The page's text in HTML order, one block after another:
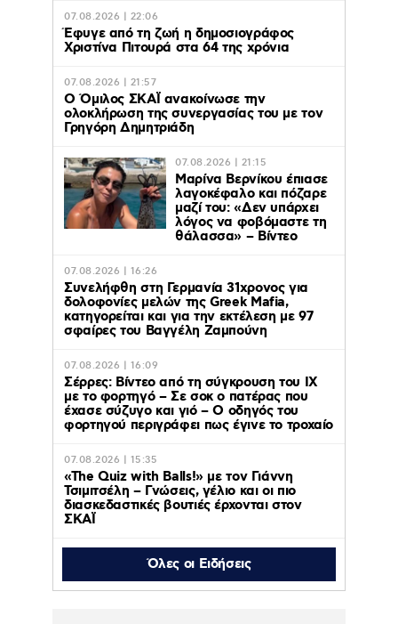
07.08.2026 | 22:06
Έφυγε από τη ζωή η δημοσιογράφος
Χριστίνα Πιτουρά στα 64 της χρόνια
07.08.2026 | 21:57
Ο Όμιλος ΣΚΑΪ ανακοίνωσε την
ολοκλήρωση της συνεργασίας του με τον
Γρηγόρη Δημητριάδη
07.08.2026 | 21:15
Μαρίνα Βερνίκου έπιασε
λαγοκέφαλο και πόζαρε
μαζί του: «Δεν υπάρχει
λόγος να φοβόμαστε τη
θάλασσα» – Βίντεο
07.08.2026 | 16:26
Συνελήφθη στη Γερμανία 31χρονος για
δολοφονίες μελών της Greek Mafia,
κατηγορείται και για την εκτέλεση με 97
σφαίρες του Βαγγέλη Ζαμπούνη
07.08.2026 | 16:09
Σέρρες: Βίντεο από τη σύγκρουση του ΙΧ
με το φορτηγό – Σε σοκ ο πατέρας που
έχασε σύζυγο και γιό – Ο οδηγός του
φορτηγού περιγράφει πως έγινε το τροχαίο
07.08.2026 | 15:35
«The Quiz with Balls!» με τον Γιάννη
Τσιμιτσέλη – Γνώσεις, γέλιο και οι πιο
διασκεδαστικές βουτιές έρχονται στον
ΣΚΑΪ
Όλες οι Ειδήσεις